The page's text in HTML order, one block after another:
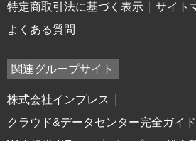
特定商取引法に基づく表示
サイト
よくある質問
関連グループサイト
株式会社インプレス
クラウド&データセンター完全ガイド